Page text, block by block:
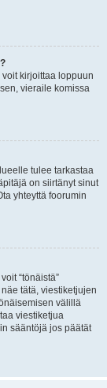
kirjoittaa loppuun
vieraile komissa
tulee tarkastaa
on siirtänyt sinut
yhteyttä foorumin
“tönäistä”
tätä, viestiketjujen
välillä
viestiketjua
sääntöjä jos päätät